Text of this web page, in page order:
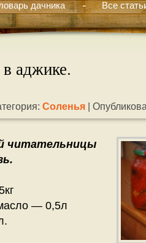
дачника Все
аджике.
Соленья |
читательницы
— 0,5л